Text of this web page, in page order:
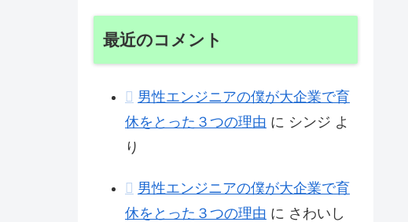
最近のコメント
男性エンジニアの僕が大企業で育
休をとった３つの理由 に シンジ よ
り
男性エンジニアの僕が大企業で育
休をとった３つの理由 に さわいし